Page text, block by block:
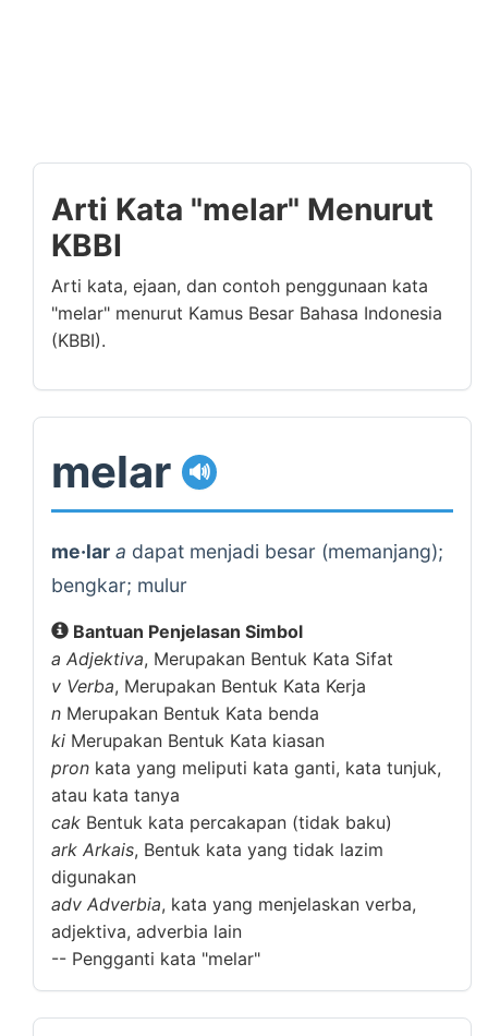
Arti Kata "melar" Menurut
KBBI
Arti kata, ejaan, dan contoh penggunaan kata
"melar" menurut Kamus Besar Bahasa Indonesia
(KBBI).
melar 🔊
me·lar a dapat menjadi besar (memanjang);
bengkar; mulur
Bantuan Penjelasan Simbol
a Adjektiva, Merupakan Bentuk Kata Sifat
v Verba, Merupakan Bentuk Kata Kerja
n Merupakan Bentuk Kata benda
ki Merupakan Bentuk Kata kiasan
pron kata yang meliputi kata ganti, kata tunjuk,
atau kata tanya
cak Bentuk kata percakapan (tidak baku)
ark Arkais, Bentuk kata yang tidak lazim
digunakan
adv Adverbia, kata yang menjelaskan verba,
adjektiva, adverbia lain
-- Pengganti kata "melar"